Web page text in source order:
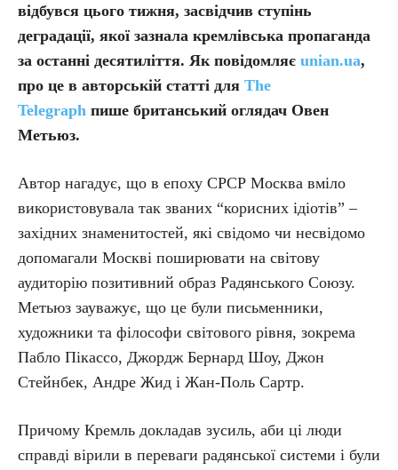
відбувся цього тижня, засвідчив ступінь
деградації, якої зазнала кремлівська пропаганда
за останні десятиліття. Як повідомляє unian.ua,
про це в авторській статті для The
Telegraph пише британський оглядач Овен
Метьюз.
Автор нагадує, що в епоху СРСР Москва вміло
використовувала так званих “корисних ідіотів” –
західних знаменитостей, які свідомо чи несвідомо
допомагали Москві поширювати на світову
аудиторію позитивний образ Радянського Союзу.
Метьюз зауважує, що це були письменники,
художники та філософи світового рівня, зокрема
Пабло Пікассо, Джордж Бернард Шоу, Джон
Стейнбек, Андре Жид і Жан-Поль Сартр.
Причому Кремль докладав зусиль, аби ці люди
справді вірили в переваги радянської системи і були